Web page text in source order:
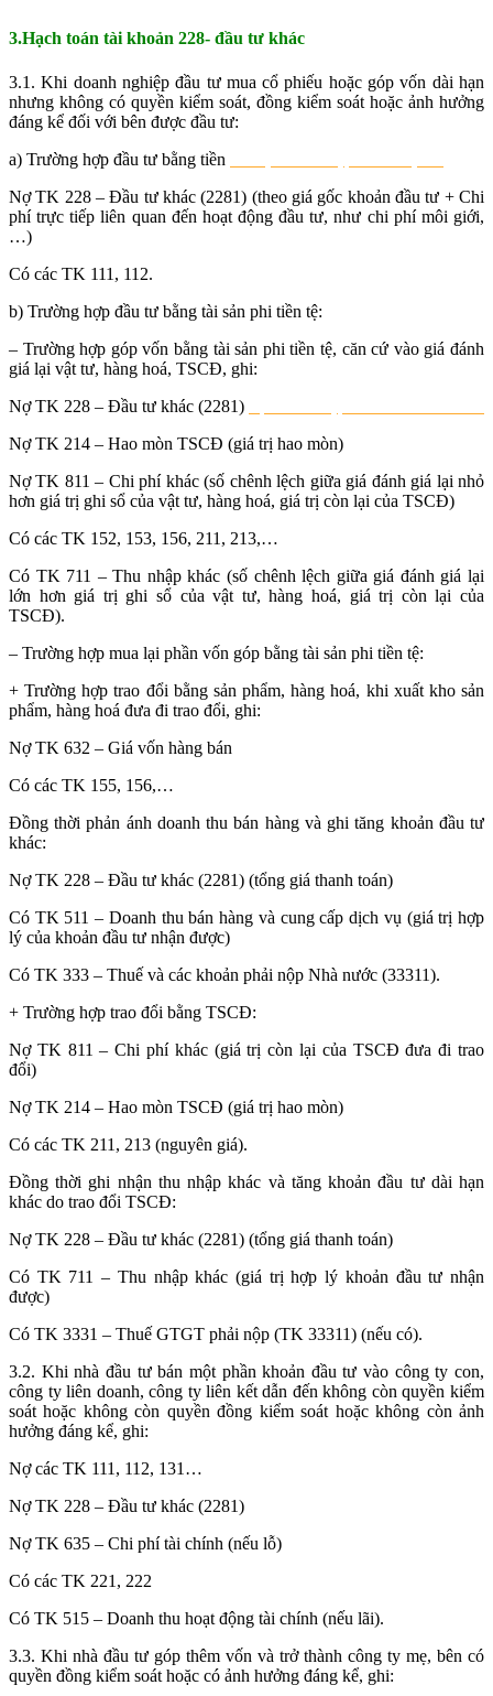
3.Hạch toán tài khoản 228- đầu tư khác
3.1. Khi doanh nghiệp đầu tư mua cổ phiếu hoặc góp vốn dài hạn
nhưng không có quyền kiểm soát, đồng kiểm soát hoặc ảnh hưởng
đáng kể đối với bên được đầu tư:
a) Trường hợp đầu tư bằng tiền
Nợ TK 228 – Đầu tư khác (2281) (theo giá gốc khoản đầu tư + Chi
phí trực tiếp liên quan đến hoạt động đầu tư, như chi phí môi giới,
…)
Có các TK 111, 112.
b) Trường hợp đầu tư bằng tài sản phi tiền tệ:
– Trường hợp góp vốn bằng tài sản phi tiền tệ, căn cứ vào giá đánh
giá lại vật tư, hàng hoá, TSCĐ, ghi:
Nợ TK 228 – Đầu tư khác (2281)
Nợ TK 214 – Hao mòn TSCĐ (giá trị hao mòn)
Nợ TK 811 – Chi phí khác (số chênh lệch giữa giá đánh giá lại nhỏ
hơn giá trị ghi sổ của vật tư, hàng hoá, giá trị còn lại của TSCĐ)
Có các TK 152, 153, 156, 211, 213,…
Có TK 711 – Thu nhập khác (số chênh lệch giữa giá đánh giá lại
lớn hơn giá trị ghi sổ của vật tư, hàng hoá, giá trị còn lại của
TSCĐ).
– Trường hợp mua lại phần vốn góp bằng tài sản phi tiền tệ:
+ Trường hợp trao đổi bằng sản phẩm, hàng hoá, khi xuất kho sản
phẩm, hàng hoá đưa đi trao đổi, ghi:
Nợ TK 632 – Giá vốn hàng bán
Có các TK 155, 156,…
Đồng thời phản ánh doanh thu bán hàng và ghi tăng khoản đầu tư
khác:
Nợ TK 228 – Đầu tư khác (2281) (tổng giá thanh toán)
Có TK 511 – Doanh thu bán hàng và cung cấp dịch vụ (giá trị hợp
lý của khoản đầu tư nhận được)
Có TK 333 – Thuế và các khoản phải nộp Nhà nước (33311).
+ Trường hợp trao đổi bằng TSCĐ:
Nợ TK 811 – Chi phí khác (giá trị còn lại của TSCĐ đưa đi trao
đổi)
Nợ TK 214 – Hao mòn TSCĐ (giá trị hao mòn)
Có các TK 211, 213 (nguyên giá).
Đồng thời ghi nhận thu nhập khác và tăng khoản đầu tư dài hạn
khác do trao đổi TSCĐ:
Nợ TK 228 – Đầu tư khác (2281) (tổng giá thanh toán)
Có TK 711 – Thu nhập khác (giá trị hợp lý khoản đầu tư nhận
được)
Có TK 3331 – Thuế GTGT phải nộp (TK 33311) (nếu có).
3.2. Khi nhà đầu tư bán một phần khoản đầu tư vào công ty con,
công ty liên doanh, công ty liên kết dẫn đến không còn quyền kiểm
soát hoặc không còn quyền đồng kiểm soát hoặc không còn ảnh
hưởng đáng kể, ghi:
Nợ các TK 111, 112, 131…
Nợ TK 228 – Đầu tư khác (2281)
Nợ TK 635 – Chi phí tài chính (nếu lỗ)
Có các TK 221, 222
Có TK 515 – Doanh thu hoạt động tài chính (nếu lãi).
3.3. Khi nhà đầu tư góp thêm vốn và trở thành công ty mẹ, bên có
quyền đồng kiểm soát hoặc có ảnh hưởng đáng kể, ghi: